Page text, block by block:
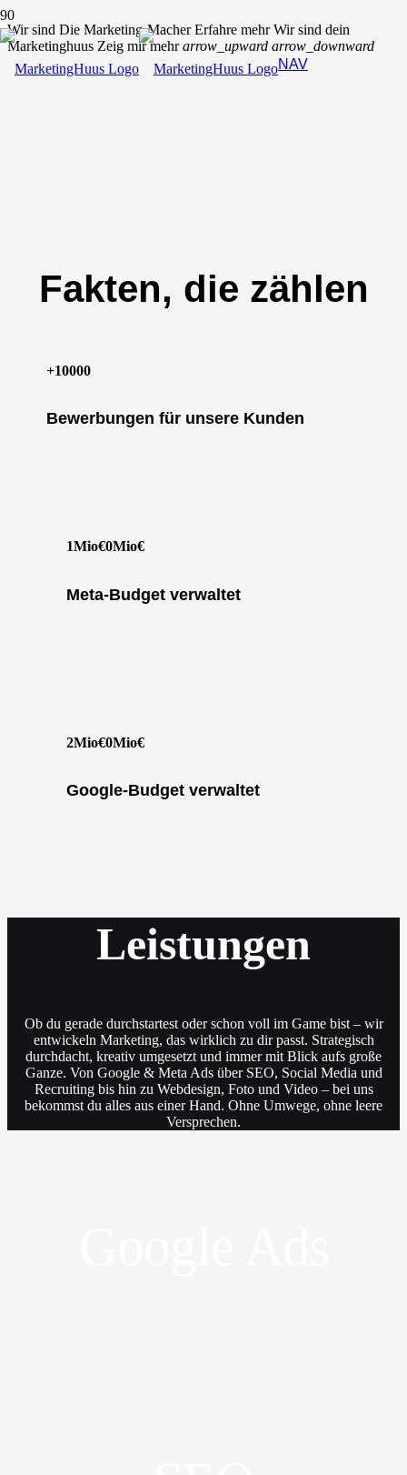
NAV
Wir sind Die Marketing-Macher Erfahre mehr Wir sind dein
Marketinghuus Zeig mir mehr arrow_upward arrow_downward
Fakten, die zählen
+10000
Bewerbungen für unsere Kunden
1Mio€0Mio€
Meta-Budget verwaltet
2Mio€0Mio€
Google-Budget verwaltet
Leistungen
Ob du gerade durchstartest oder schon voll im Game bist – wir
entwickeln Marketing, das wirklich zu dir passt. Strategisch
durchdacht, kreativ umgesetzt und immer mit Blick aufs große
Ganze. Von Google & Meta Ads über SEO, Social Media und
Recruiting bis hin zu Webdesign, Foto und Video – bei uns
bekommst du alles aus einer Hand. Ohne Umwege, ohne leere
Versprechen.